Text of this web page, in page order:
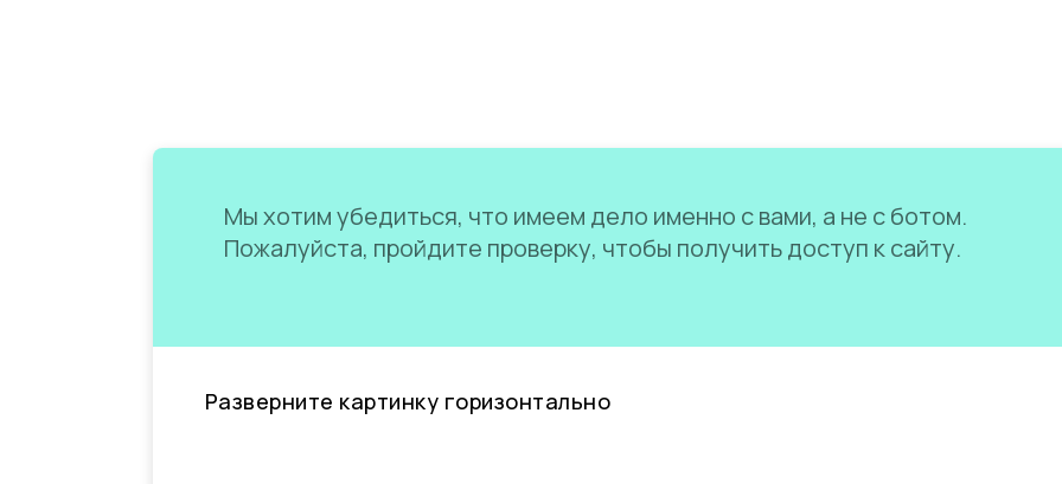
Мы хотим убедиться, что имеем дело именно с вами, а не с ботом.
Пожалуйста, пройдите проверку, чтобы получить доступ к сайту.
Разверните картинку горизонтально